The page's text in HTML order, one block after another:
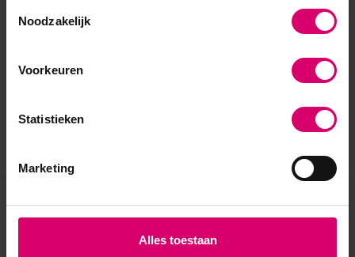
Noodzakelijk
Voorkeuren
Statistieken
Marketing
Alles toestaan
Eerder bekeken